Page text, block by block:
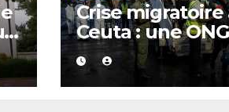
Crise migratoire
Ceuta : une ONG
marocaine met
cause les
responsabilités